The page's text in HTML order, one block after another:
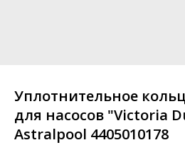
Уплотнительное
для насосов "Victoria
Astralpool 4405010178